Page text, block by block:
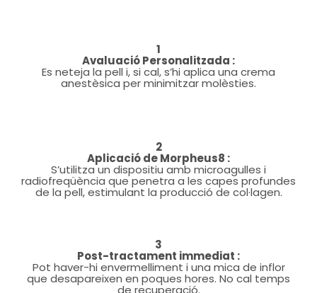
1
Avaluació Personalitzada :
Es neteja la pell i, si cal, s’hi aplica una crema
anestèsica per minimitzar molèsties.
2
Aplicació de Morpheus8 :
S’utilitza un dispositiu amb microagulles i
radiofreqüència que penetra a les capes profundes
de la pell, estimulant la producció de col·lagen.
3
Post-tractament immediat :
Pot haver-hi envermelliment i una mica de inflor
que desapareixen en poques hores. No cal temps
de recuperació.